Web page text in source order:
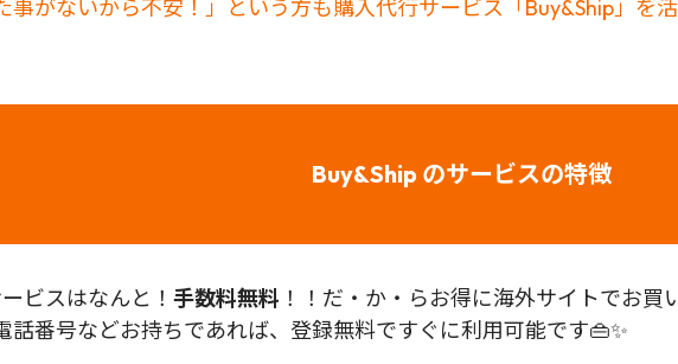
事がないから不安！」という方も購入代行サービス「Buy&Ship」を
Buy&Ship のサービスの特徴
ビスはなんと！ 手数料無料 ！！だ・か・らお得に海外サイトでお
話番号などお持ちであれば、登録無料ですぐに利用可能です👜✨